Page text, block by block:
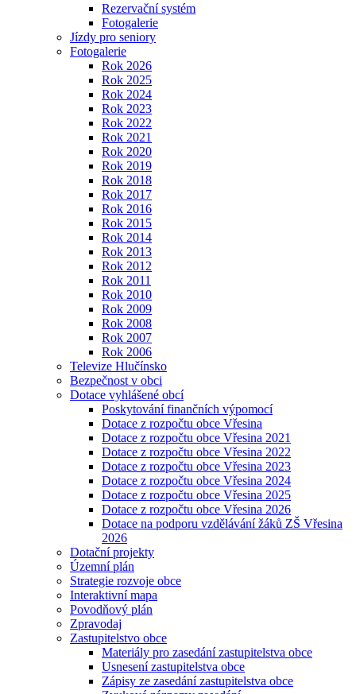
Rezervační systém
Fotogalerie
Jízdy pro seniory
Fotogalerie
Rok 2026
Rok 2025
Rok 2024
Rok 2023
Rok 2022
Rok 2021
Rok 2020
Rok 2019
Rok 2018
Rok 2017
Rok 2016
Rok 2015
Rok 2014
Rok 2013
Rok 2012
Rok 2011
Rok 2010
Rok 2009
Rok 2008
Rok 2007
Rok 2006
Televize Hlučínsko
Bezpečnost v obci
Dotace vyhlášené obcí
Poskytování finančních výpomocí
Dotace z rozpočtu obce Vřesina
Dotace z rozpočtu obce Vřesina 2021
Dotace z rozpočtu obce Vřesina 2022
Dotace z rozpočtu obce Vřesina 2023
Dotace z rozpočtu obce Vřesina 2024
Dotace z rozpočtu obce Vřesina 2025
Dotace z rozpočtu obce Vřesina 2026
Dotace na podporu vzdělávání žáků ZŠ Vřesina
2026
Dotační projekty
Územní plán
Strategie rozvoje obce
Interaktivní mapa
Povodňový plán
Zpravodaj
Zastupitelstvo obce
Materiály pro zasedání zastupitelstva obce
Usnesení zastupitelstva obce
Zápisy ze zasedání zastupitelstva obce